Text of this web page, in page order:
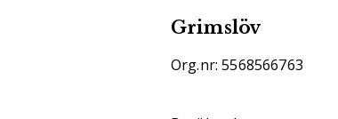
Grimslöv
Org.nr: 5568566763